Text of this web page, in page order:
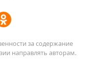
за содержание
направлять авторам.